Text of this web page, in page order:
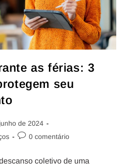
as férias: 3
seu
de 2024
0 comentário
coletivo de uma